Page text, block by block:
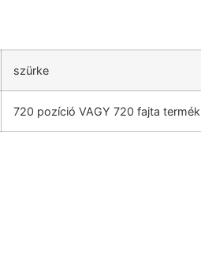
szürke
720 pozíció VAGY 720 fajta termék